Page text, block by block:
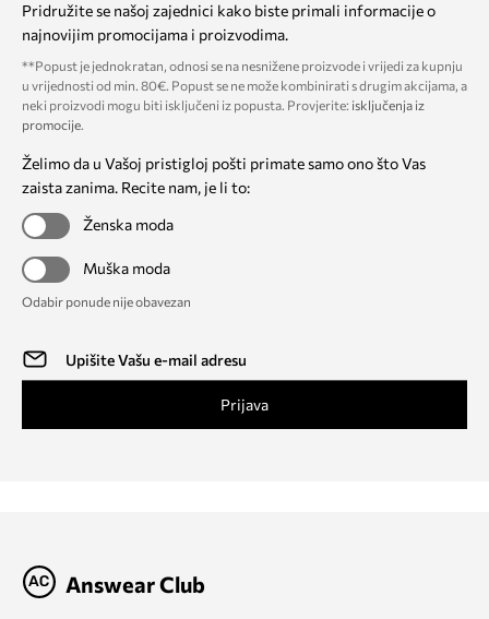
Pridružite se našoj zajednici kako biste primali informacije o
najnovijim promocijama i proizvodima.
**Popust je jednokratan, odnosi se na nesnižene proizvode i vrijedi za kupnju
u vrijednosti od min. 80€. Popust se ne može kombinirati s drugim akcijama, a
neki proizvodi mogu biti isključeni iz popusta. Provjerite: isključenja iz
promocije.
Želimo da u Vašoj pristigloj pošti primate samo ono što Vas
zaista zanima. Recite nam, je li to:
Ženska moda
Muška moda
Odabir ponude nije obavezan
Prijava
Answear Club